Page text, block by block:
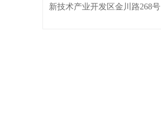
新技术产业开发区金川路268号